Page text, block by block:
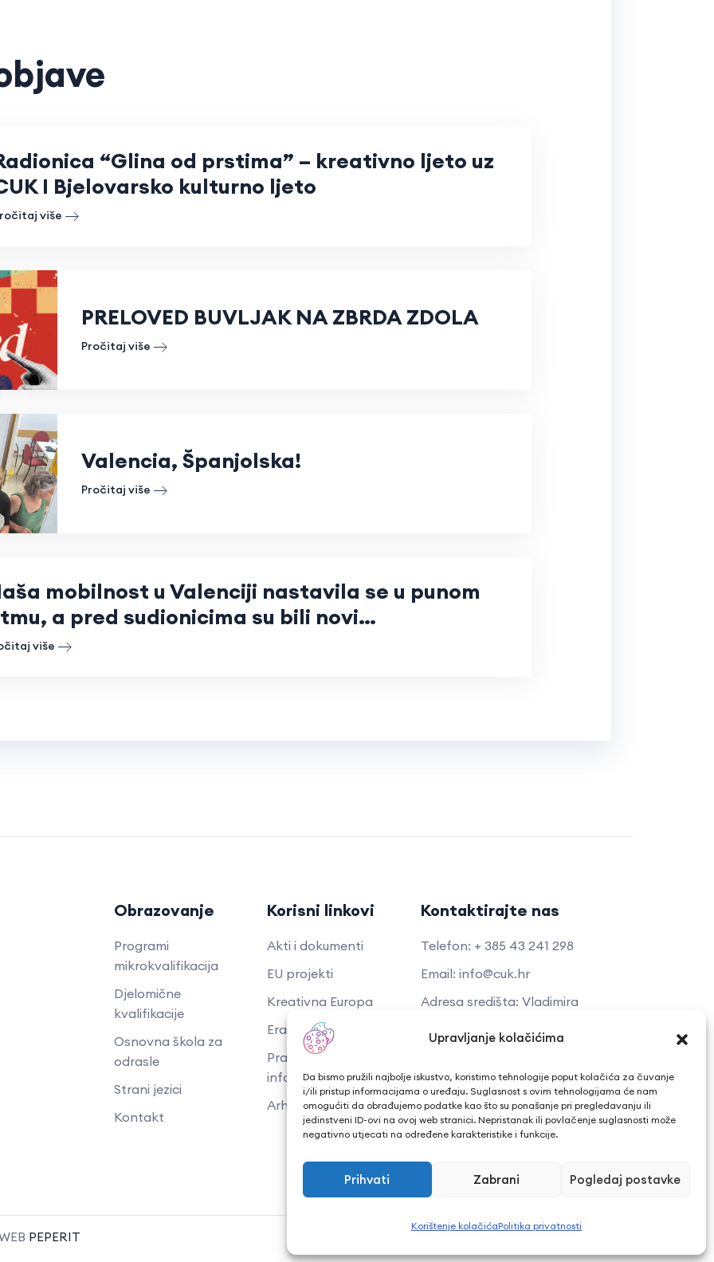
Upravljanje kolačićima
Da bismo pružili najbolje iskustvo, koristimo tehnologije poput kolačića za čuvanje
i/ili pristup informacijama o uređaju. Suglasnost s ovim tehnologijama će nam
omogućiti da obrađujemo podatke kao što su ponašanje pri pregledavanju ili
jedinstveni ID-ovi na ovoj web stranici. Nepristanak ili povlačenje suglasnosti može
negativno utjecati na određene karakteristike i funkcije.
Prihvati Zabrani Pogledaj postavke
Korištenje kolačićaPolitika privatnosti
“Glina od prstima” – kreativno ljeto uz
I Bjelovarsko kulturno ljeto
više
PRELOVED BUVLJAK NA ZBRDA ZDOLA
Pročitaj više
Valencia, Španjolska!
Pročitaj više
mobilnost u Valenciji nastavila se u punom
a pred sudionicima su bili novi…
više
Obrazovanje
Programi
mikrokvalifikacija
Djelomične
kvalifikacije
Osnovna škola za
odrasle
Strani jezici
Kontakt
Korisni linkovi
Akti i dokumenti
EU projekti
Kreativna Europa
Erasmus+ projekti
​​​​​​​Pravo na pristup
informacijama
Arhiva objava
Kontaktirajte nas
Telefon: + 385 43 241 298
Email: info@cuk.hr
Adresa središta: Vladimira
Lokacija: Trg hrvatskih branitelja
PEPERIT